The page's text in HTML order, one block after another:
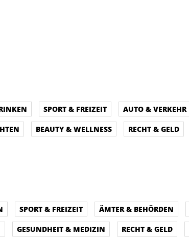
SPORT & FREIZEIT AUTO & VERKEHR
BEAUTY & WELLNESS RECHT & GELD
SPORT & FREIZEIT ÄMTER & BEHÖRDEN
GESUNDHEIT & MEDIZIN RECHT & GELD